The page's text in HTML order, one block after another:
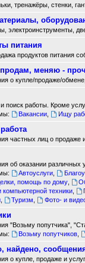
тренажёры, стенки,
электроинструменты,
питания
продуктов питания
меняю -
о купле/продаже/
поиск работы. Кроме
Вакансии Ищу
частных лиц о продаже
об оказании различных
Автоуслуги
помощь по дому,
компьютерной техники,
, Туризм Фото- и
"Возьму попутчика",
Возьму попутчиков
найдено,
о купле, продаже и